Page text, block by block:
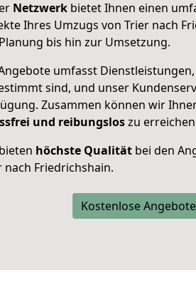
Netzwerk bietet Ihnen einen
Ihres Umzugs von Trier nach
bis hin zur Umsetzung.
umfasst
sind, und unser
Zusammen können wir
und reibungsloszu
höchste Qualität bei den
nach Friedrichshain.
Kostenlose